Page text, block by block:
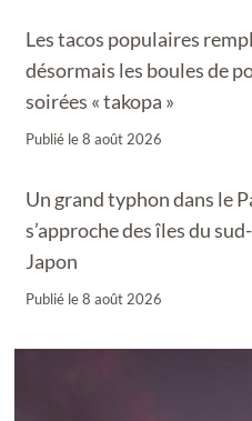
Les tacos populaires
désormais les boules de
soirées « takopa »
Publié le8 août 2026
Un grand typhon dans le
s’approche des îles du
Japon
Publié le8 août 2026